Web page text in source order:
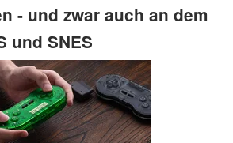
- und zwar auch an dem
und SNES